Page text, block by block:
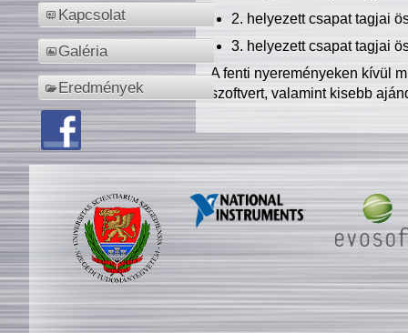
Kapcsolat
Galéria
Eredmények
2. helyezett csapat tagjai
3. helyezett csapat tagjai
A fenti nyereményeken kívül
szoftvert, valamint kisebb